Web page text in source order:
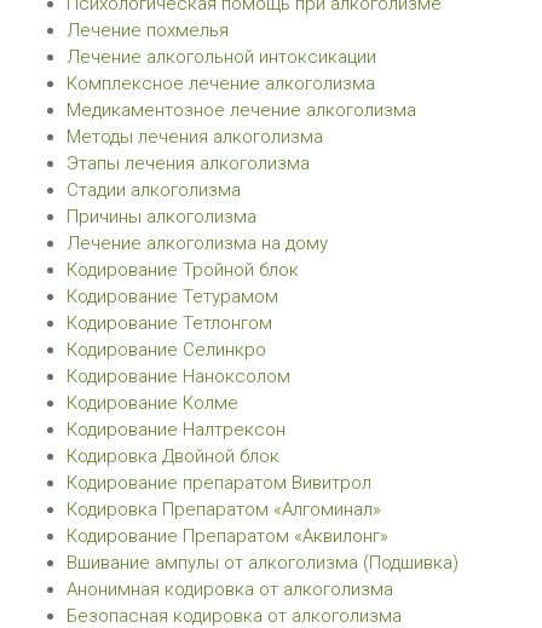
Лечение похмелья
Лечение алкогольной интоксикации
Комплексное лечение алкоголизма
Медикаментозное лечение алкоголизма
Методы лечения алкоголизма
Этапы лечения алкоголизма
Стадии алкоголизма
Причины алкоголизма
Лечение алкоголизма на дому
Кодирование Тройной блок
Кодирование Тетурамом
Кодирование Тетлонгом
Кодирование Селинкро
Кодирование Наноксолом
Кодирование Колме
Кодирование Налтрексон
Кодировка Двойной блок
Кодирование препаратом Вивитрол
Кодировка Препаратом «Алгоминал»
Кодирование Препаратом «Аквилонг»
Вшивание ампулы от алкоголизма (Подшивка)
Анонимная кодировка от алкоголизма
Безопасная кодировка от алкоголизма